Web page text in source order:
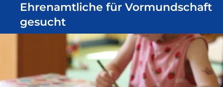
Ehrenamtliche für Vormundschaft
gesucht